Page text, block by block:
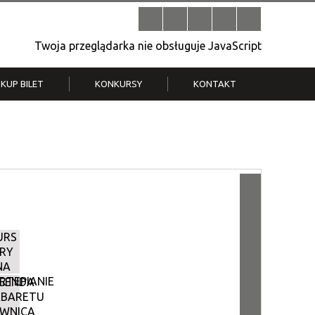
Twoja przeglądarka nie obsługuje JavaScript
KUP BILET KONKURSY KONTAKT